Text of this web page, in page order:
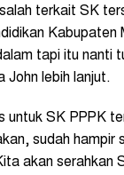
terkait SK
Kabupaten
tapi itu nanti
John lebih lanjut.
untuk SK PPPK
sudah hampir
akan serahkan